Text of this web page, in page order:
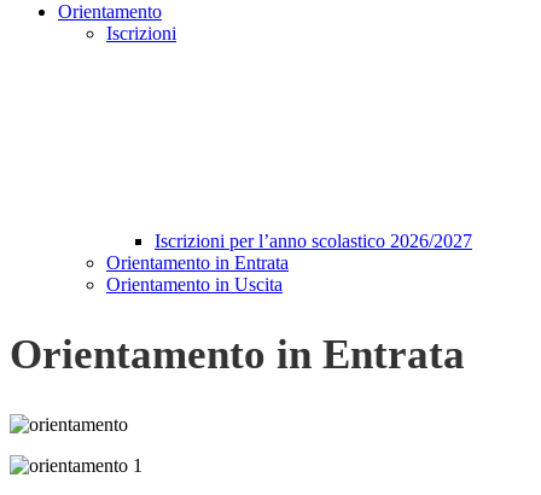
Orientamento
Iscrizioni
Iscrizioni per l’anno scolastico 2026/2027
Orientamento in Entrata
Orientamento in Uscita
Orientamento in Entrata